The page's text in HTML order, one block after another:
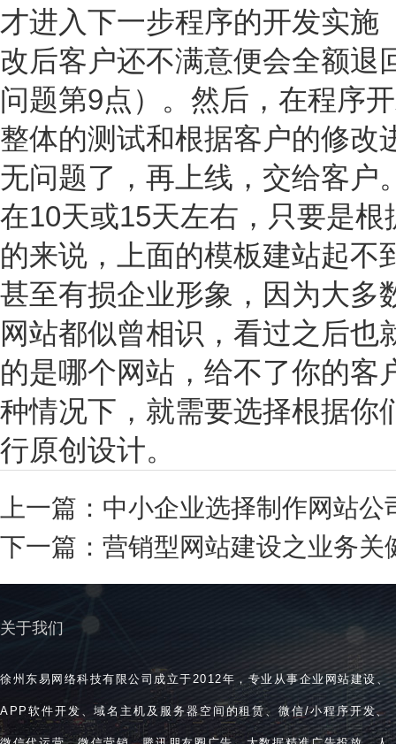
才进入下一步程序的开发实施
改后客户还不满意便会全额退
问题第9点）。然后，在程序
整体的测试和根据客户的修改
无问题了，再上线，交给客户
在10天或15天左右，只要是
的来说，上面的模板建站起不
甚至有损企业形象，因为大多
网站都似曾相识，看过之后也
的是哪个网站，给不了你的客
种情况下，就需要选择根据你
行原创设计。
上一篇： 中小企业选择制作网站
下一篇： 营销型网站建设之业务
关于我们
徐州东易网络科技有限公司成立于2012年，专业从事企业网站建设、
APP软件开发、域名主机及服务器空间的租赁、微信/小程序开发、